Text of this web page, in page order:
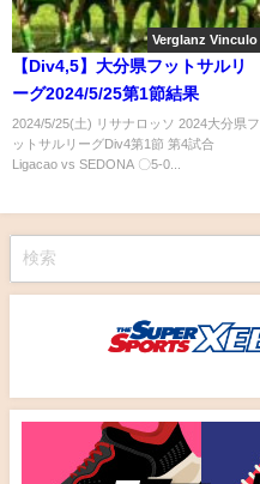
Verglanz Vinculo
【Div4,5】大分県フットサルリ
ーグ2024/5/25第1節結果
2024/5/25(土) リサナロッソ 2024大分県フ
ットサルリーグDiv4第1節 第4試合
Ligacao vs SEDONA 〇5-0...